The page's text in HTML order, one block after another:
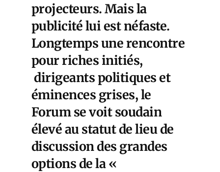
projecteurs. Mais la
publicité lui est néfaste.
Longtemps une rencontre
pour riches initiés,
dirigeants politiques et
éminences grises, le
Forum se voit soudain
élevé au statut de lieu de
discussion des grandes
options de la «